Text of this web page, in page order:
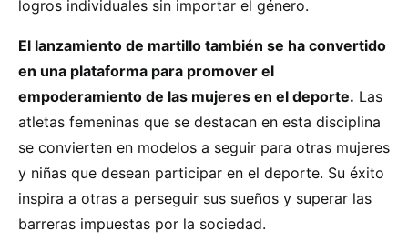
logros individuales sin importar el género.
El lanzamiento de martillo también se ha convertido
en una plataforma para promover el
empoderamiento de las mujeres en el deporte. Las
atletas femeninas que se destacan en esta disciplina
se convierten en modelos a seguir para otras mujeres
y niñas que desean participar en el deporte. Su éxito
inspira a otras a perseguir sus sueños y superar las
barreras impuestas por la sociedad.